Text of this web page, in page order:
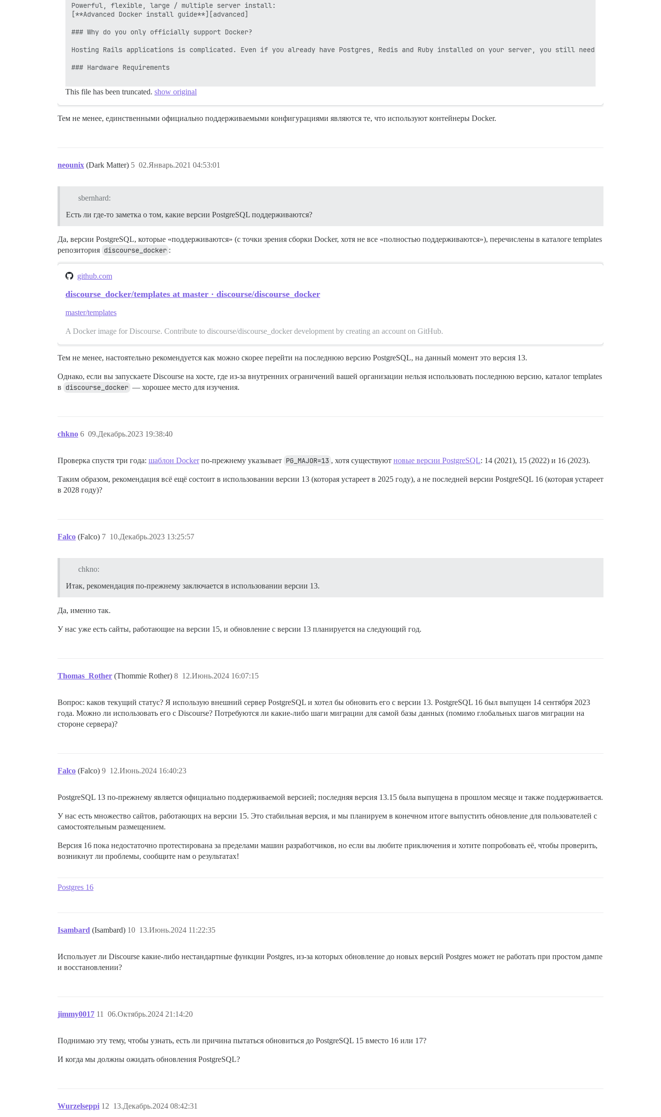
Powerful, flexible, large / multiple server install:
[**Advanced Docker install guide**][advanced]
### Why do you only officially support Docker?
Hosting Rails applications is complicated. Even if you already have Postgres, Redis and Ruby installed on your server, you still need to worry
### Hardware Requirements
This file has been truncated. show original
Тем не менее, единственными официально поддерживаемыми конфигурациями являются те, что используют контейнеры Docker.
neounix (Dark Matter) 02.Январь.2021 04:53:01
5
sbernhard:
Есть ли где-то заметка о том, какие версии PostgreSQL поддерживаются?
Да, версии PostgreSQL, которые «поддерживаются» (с точки зрения сборки Docker, хотя не все «полностью поддерживаются»), перечислены в каталоге templates
репозитория discourse_docker :
github.com
discourse_docker/templates at master · discourse/discourse_docker
master/templates
A Docker image for Discourse. Contribute to discourse/discourse_docker development by creating an account on GitHub.
Тем не менее, настоятельно рекомендуется как можно скорее перейти на последнюю версию PostgreSQL, на данный момент это версия 13.
Однако, если вы запускаете Discourse на хосте, где из-за внутренних ограничений вашей организации нельзя использовать последнюю версию, каталог templates
в discourse_docker — хорошее место для изучения.
chkno 09.Декабрь.2023 19:38:40
6
Проверка спустя три года: шаблон Dockerпо-прежнему указывает PG_MAJOR=13 , хотя существуют новые версии PostgreSQL: 14 (2021), 15 (2022) и 16 (2023).
Таким образом, рекомендация всё ещё состоит в использовании версии 13 (которая устареет в 2025 году), а не последней версии PostgreSQL 16 (которая устареет
в 2028 году)?
Falco (Falco) 10.Декабрь.2023 13:25:57
7
chkno:
Итак, рекомендация по-прежнему заключается в использовании версии 13.
Да, именно так.
У нас уже есть сайты, работающие на версии 15, и обновление с версии 13 планируется на следующий год.
Thomas_Rother (Thommie Rother) 12.Июнь.2024 16:07:15
8
Вопрос: каков текущий статус? Я использую внешний сервер PostgreSQL и хотел бы обновить его с версии 13. PostgreSQL 16 был выпущен 14 сентября 2023
года. Можно ли использовать его с Discourse? Потребуются ли какие-либо шаги миграции для самой базы данных (помимо глобальных шагов миграции на
стороне сервера)?
Falco (Falco) 12.Июнь.2024 16:40:23
9
PostgreSQL 13 по-прежнему является официально поддерживаемой версией; последняя версия 13.15 была выпущена в прошлом месяце и также поддерживается.
У нас есть множество сайтов, работающих на версии 15. Это стабильная версия, и мы планируем в конечном итоге выпустить обновление для пользователей с
самостоятельным размещением.
Версия 16 пока недостаточно протестирована за пределами машин разработчиков, но если вы любите приключения и хотите попробовать её, чтобы проверить,
возникнут ли проблемы, сообщите нам о результатах!
Postgres 16
Isambard (Isambard) 13.Июнь.2024 11:22:35
10
Использует ли Discourse какие-либо нестандартные функции Postgres, из-за которых обновление до новых версий Postgres может не работать при простом дампе
и восстановлении?
jimmy0017 06.Октябрь.2024 21:14:20
11
Поднимаю эту тему, чтобы узнать, есть ли причина пытаться обновиться до PostgreSQL 15 вместо 16 или 17?
И когда мы должны ожидать обновления PostgreSQL?
Wurzelseppi 13.Декабрь.2024 08:42:31
12